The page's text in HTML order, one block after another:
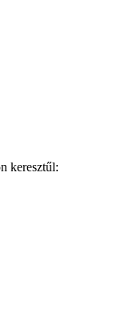
keresztűl: